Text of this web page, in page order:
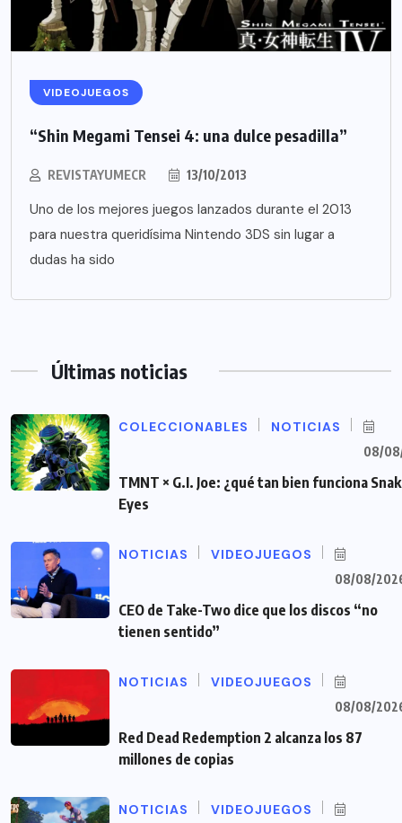
VIDEOJUEGOS
“Shin Megami Tensei 4: una dulce pesadilla”
REVISTAYUMECR 13/10/2013
Uno de los mejores juegos lanzados durante el 2013
para nuestra queridísima Nintendo 3DS sin lugar a
dudas ha sido
Últimas noticias
COLECCIONABLES NOTICIAS
08/
TMNT × G.I. Joe: ¿qué tan bien funciona
Eyes
NOTICIAS VIDEOJUEGOS
08/08/
CEO de Take-Two dice que los discos “no
tienen sentido”
NOTICIAS VIDEOJUEGOS
08/08/
Red Dead Redemption 2 alcanza los 87
millones de copias
NOTICIAS VIDEOJUEGOS